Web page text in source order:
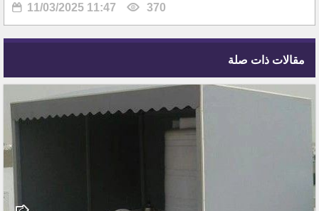
11/03/2025 11:47 370
مقالات ذات صلة